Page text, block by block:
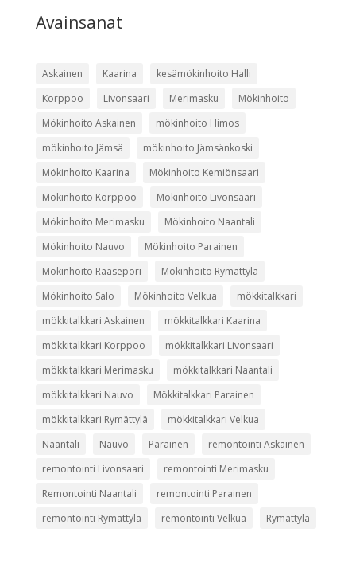
Avainsanat
Askainen Kaarina
kesämökinhoito Halli
Korppoo
Livonsaari Merimasku
Mökinhoito
Mökinhoito Askainen
mökinhoito Himos
mökinhoito Jämsä
mökinhoito Jämsänkoski
Mökinhoito Kaarina
Mökinhoito Kemiönsaari
Mökinhoito Korppoo
Mökinhoito Livonsaari
Mökinhoito Merimasku
Mökinhoito Naantali
Mökinhoito Nauvo
Mökinhoito Parainen
Mökinhoito Raasepori
Mökinhoito Rymättylä
Mökinhoito Salo
Mökinhoito Velkua
mökkitalkkari
mökkitalkkari Askainen
mökkitalkkari Kaarina
mökkitalkkari Korppoo
mökkitalkkari Livonsaari
mökkitalkkari Merimasku
mökkitalkkari Naantali
mökkitalkkari Nauvo
Mökkitalkkari Parainen
mökkitalkkari Rymättylä
mökkitalkkari Velkua
Naantali
Nauvo Parainen
remontointi Askainen
remontointi Livonsaari
remontointi Merimasku
Remontointi Naantali
remontointi Parainen
remontointi Rymättylä
remontointi Velkua Rymättylä